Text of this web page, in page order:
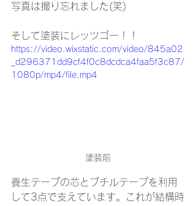
写真は撮り忘れました(笑)
そして塗装にレッツゴー！！
https://video.wixstatic.com/video/845a02
_d296371dd9cf4f0c8dcdca4faa5f3c87/
1080p/mp4/file.mp4
塗装前
養生テープの芯とブチルテープを利用
して3点で支えています。これが結構時